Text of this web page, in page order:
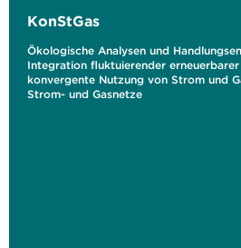
KonStGas
Ökologische Analysen und
Integration fluktuierender
konvergente Nutzung von Strom und
Strom- und Gasnetze